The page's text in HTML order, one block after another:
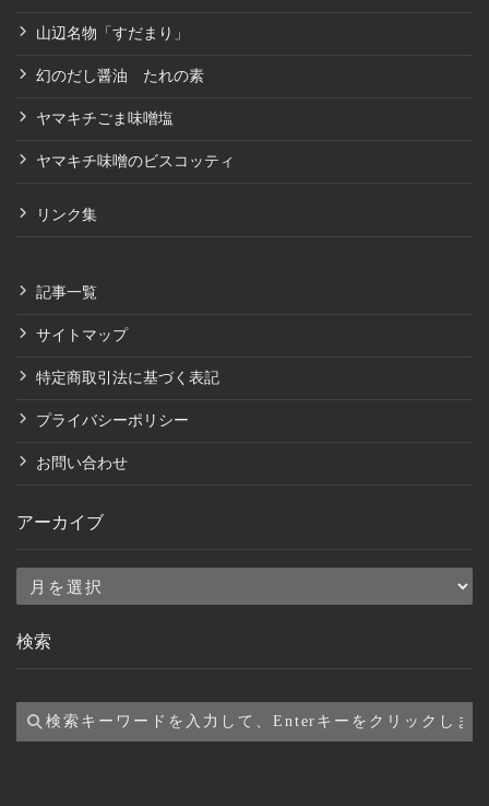
山辺名物「すだまり」
幻のだし醤油 たれの素
ヤマキチごま味噌塩
ヤマキチ味噌のビスコッティ
リンク集
記事一覧
サイトマップ
特定商取引法に基づく表記
プライバシーポリシー
お問い合わせ
アーカイブ
ア
カ
ブ
検索